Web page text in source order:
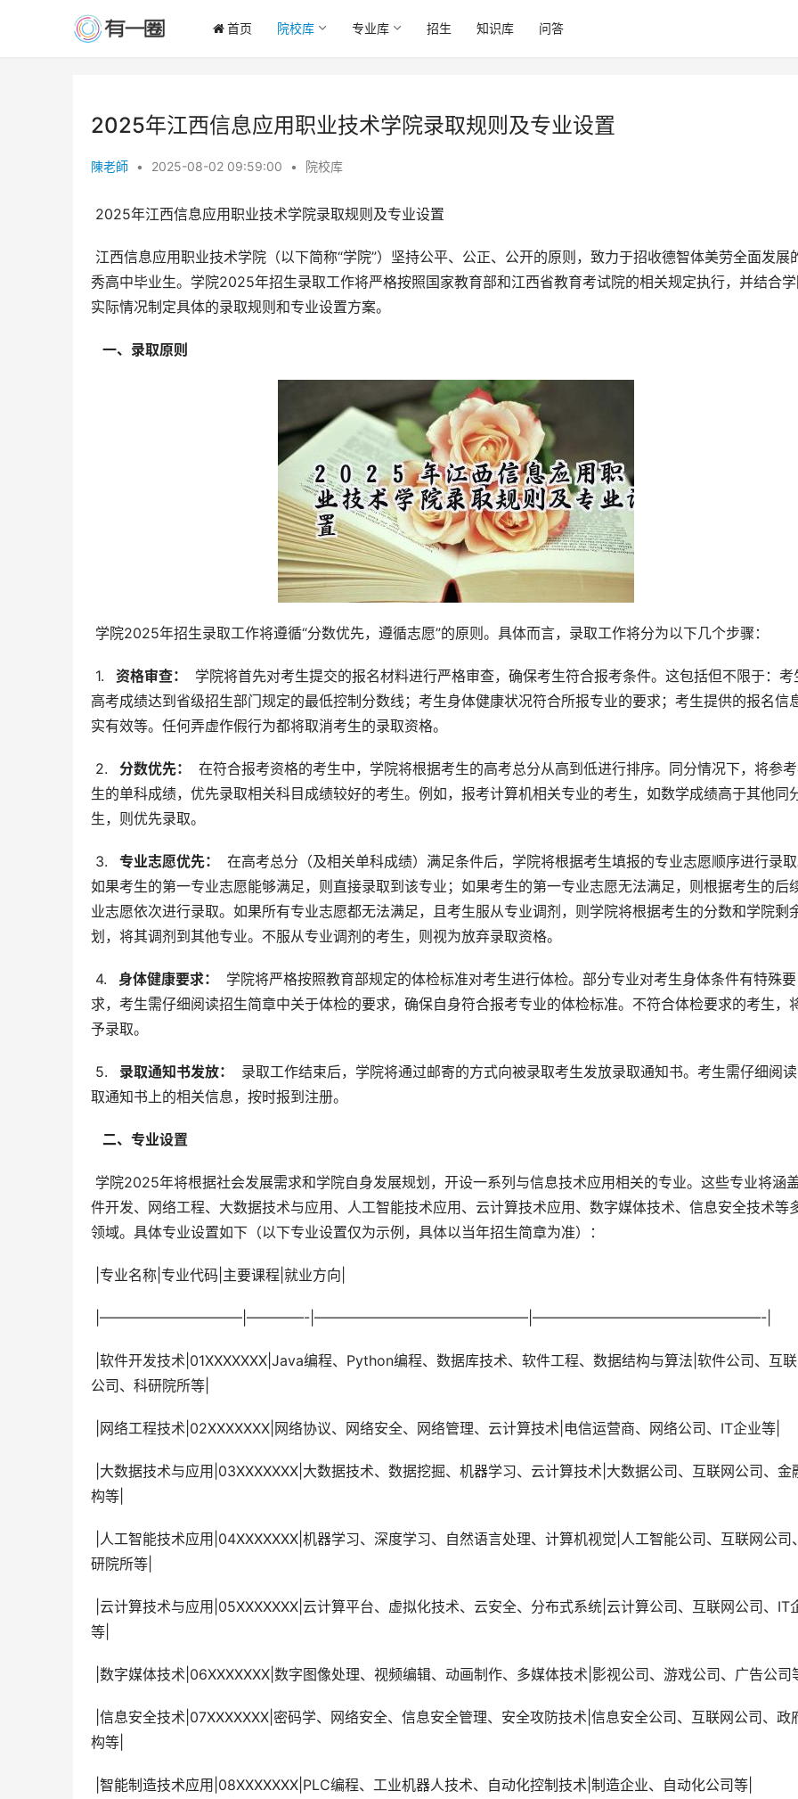
首页 院校库 专业库 招生 知识库 问答
2025年江西信息应用职业技术学院录取规则及专业设置
陳老師 • 2025-08-02 09:59:00 • 院校库
2025年江西信息应用职业技术学院录取规则及专业设置
秀高中毕业生。学院2025年招生录取工作将严格按照国家教育部和江西省教育考试院的相关规定执行，并结合
实际情况制定具体的录取规则和专业设置方案。
  一、录取原则
学院2025年招生录取工作将遵循“分数优先，遵循志愿”的原则。具体而言，录取工作将分为以下几个步骤：
1.
  资格审查：
学院将首先对考生提交的报名材料进行严格审查，确保考生符合报考条件。这包括但不限于：考
高考成绩达到省级招生部门规定的最低控制分数线；考生身体健康状况符合所报专业的要求；考生提供的报名信
实有效等。任何弄虚作假行为都将取消考生的录取资格。
2.
  分数优先：
在符合报考资格的考生中，学院将根据考生的高考总分从高到低进行排序。同分情况下，将参
生的单科成绩，优先录取相关科目成绩较好的考生。例如，报考计算机相关专业的考生，如数学成绩高于其他同
生，则优先录取。
3.
  专业志愿优先：
在高考总分（及相关单科成绩）满足条件后，学院将根据考生填报的专业志愿顺序进行录
如果考生的第一专业志愿能够满足，则直接录取到该专业；如果考生的第一专业志愿无法满足，则根据考生的后
业志愿依次进行录取。如果所有专业志愿都无法满足，且考生服从专业调剂，则学院将根据考生的分数和学院剩
划，将其调剂到其他专业。不服从专业调剂的考生，则视为放弃录取资格。
4.
  身体健康要求：
学院将严格按照教育部规定的体检标准对考生进行体检。部分专业对考生身体条件有特殊要
求，考生需仔细阅读招生简章中关于体检的要求，确保自身符合报考专业的体检标准。不符合体检要求的考生，
予录取。
5.
  录取通知书发放：
录取工作结束后，学院将通过邮寄的方式向被录取考生发放录取通知书。考生需仔细阅
取通知书上的相关信息，按时报到注册。
  二、专业设置
件开发、网络工程、大数据技术与应用、人工智能技术应用、云计算技术应用、数字媒体技术、信息安全技术等
领域。具体专业设置如下（以下专业设置仅为示例，具体以当年招生简章为准）：
|专业名称|专业代码|主要课程|就业方向|
|——————————|————-|———————————————|————————————————-|
公司、科研院所等|
|网络工程技术|02XXXXXXX|网络协议、网络安全、网络管理、云计算技术|电信运营商、网络公司、IT企业等|
构等|
研院所等|
等|
|数字媒体技术|06XXXXXXX|数字图像处理、视频编辑、动画制作、多媒体技术|影视公司、游戏公司、广告公司
构等|
|智能制造技术应用|08XXXXXXX|PLC编程、工业机器人技术、自动化控制技术|制造企业、自动化公司等|